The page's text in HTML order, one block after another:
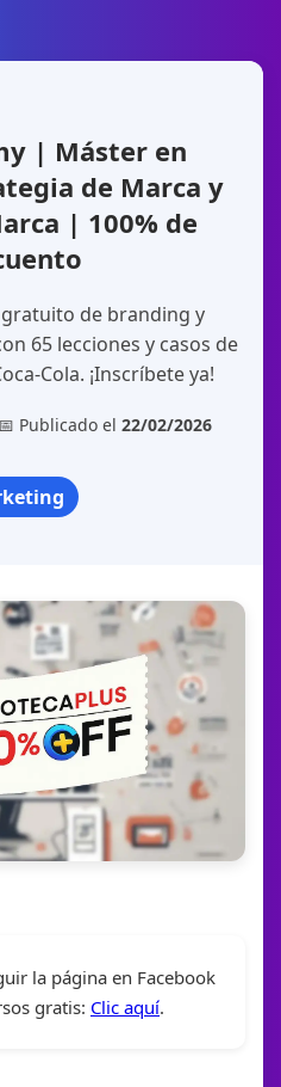
| Máster en
de Marca y
| 100% de
de branding y
65 lecciones y casos de
Cola. ¡Inscríbete ya!
Publicado el 22/02/2026
la página en Facebook
gratis: Clic aquí.